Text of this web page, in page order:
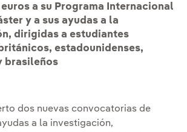
a su Programa Internacional
y a sus ayudas a la
dirigidas a estudiantes
estadounidenses,
brasileños
dos nuevas convocatorias de
a la investigación,